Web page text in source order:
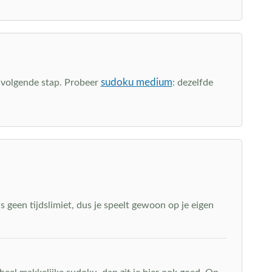
stap. Probeer sudoku medium: dezelfde
geen tijdslimiet, dus je speelt gewoon op je eigen